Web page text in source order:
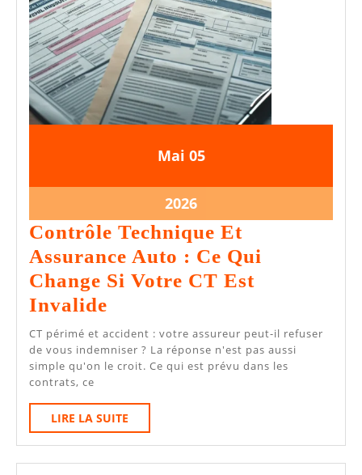
Mai5
2026
055
20265
mai
2026
Contrôle Technique Et
Assurance Auto : Ce Qui
Change Si Votre CT Est
Invalide
Technique
Et
Assurance
Auto
:
Ce
CT périmé et accident : votre assureur peut-il refuser
de vous indemniser ? La réponse n'est pas aussi
simple qu'on le croit. Ce qui est prévu dans les
contrats, ce
LIRE LA SUITE
LA